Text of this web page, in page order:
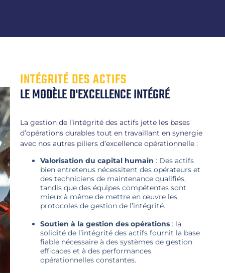
INTÉGRITÉ DES ACTIFS
LE MODÈLE D'EXCELLENCE INTÉGRÉ
La gestion de l’intégrité des actifs jette les bases
d’opérations durables tout en travaillant en synergie
avec nos autres piliers d’excellence opérationnelle :
Valorisation du capital humain : Des actifs
bien entretenus nécessitent des opérateurs et
des techniciens de maintenance qualifiés,
tandis que des équipes compétentes sont
mieux à même de mettre en œuvre les
protocoles de gestion de l’intégrité.
Soutien à la gestion des opérations : la
solidité de l’intégrité des actifs fournit la base
fiable nécessaire à des systèmes de gestion
efficaces et à des performances
opérationnelles constantes.